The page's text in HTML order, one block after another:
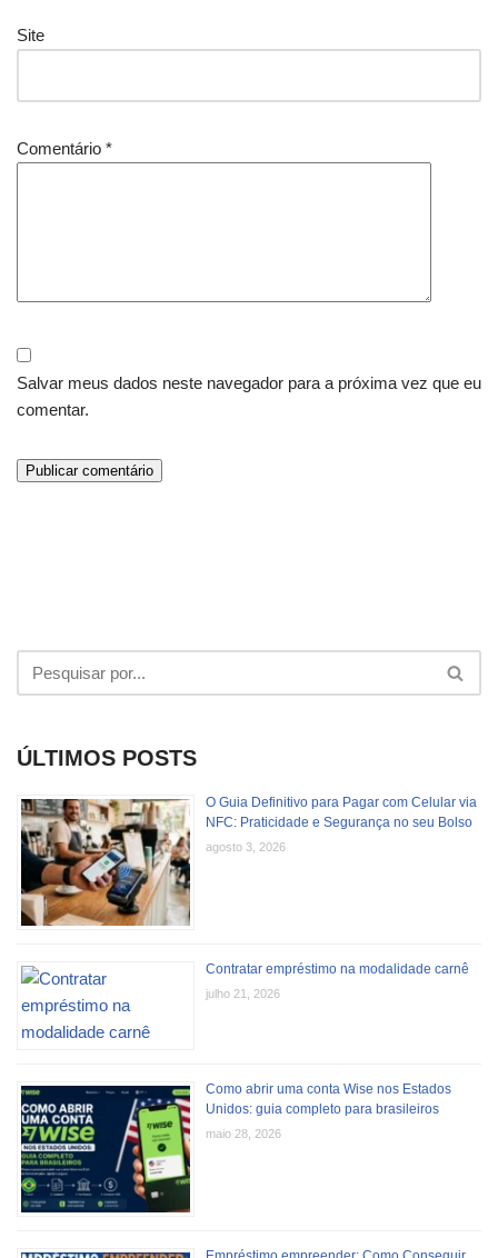
Site
Comentário *
Salvar meus dados neste navegador para a próxima vez que eu
comentar.
ÚLTIMOS POSTS
O Guia Definitivo para Pagar com Celular via
NFC: Praticidade e Segurança no seu Bolso
agosto 3, 2026
Contratar empréstimo na modalidade carnê
julho 21, 2026
Como abrir uma conta Wise nos Estados
Unidos: guia completo para brasileiros
maio 28, 2026